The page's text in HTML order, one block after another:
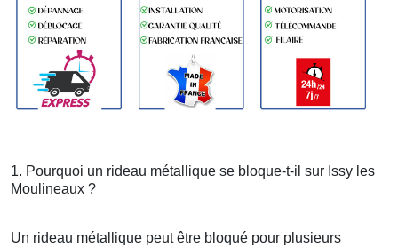
1. Pourquoi un rideau métallique se bloque-t-il sur Issy les
Moulineaux ?
Un rideau métallique peut être bloqué pour plusieurs